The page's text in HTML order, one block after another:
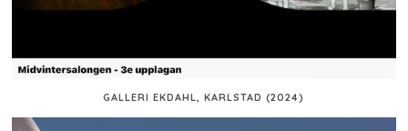
GALLERI EKDAHL, KARLSTAD (2024)